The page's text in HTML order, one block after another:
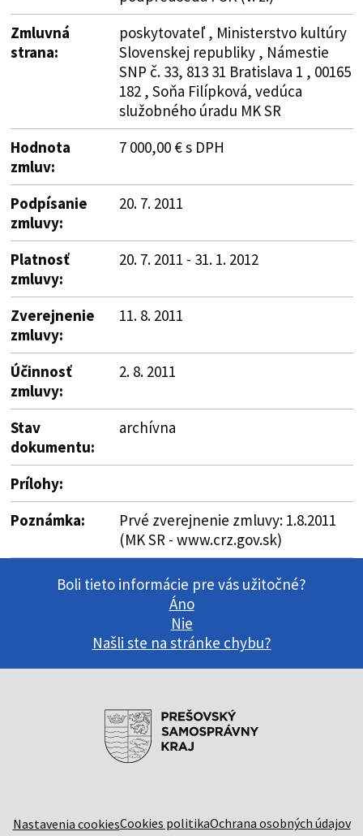
Zmluvná
strana:
poskytovateľ , Ministerstvo kultúry
Slovenskej republiky , Námestie
SNP č. 33, 813 31 Bratislava 1 , 00165
182 , Soňa Filípková, vedúca
služobného úradu MK SR
Hodnota
zmluv:
7 000,00 € s DPH
Podpísanie
zmluvy:
20. 7. 2011
Platnosť
zmluvy:
20. 7. 2011 - 31. 1. 2012
Zverejnenie
zmluvy:
11. 8. 2011
Účinnosť
zmluvy:
2. 8. 2011
Stav
dokumentu:
archívna
Prílohy:
Poznámka:
Prvé zverejnenie zmluvy: 1.8.2011
(MK SR - www.crz.gov.sk)
Boli tieto informácie pre vás užitočné?
Áno
Nie
Našli ste na stránke chybu?
Nastavenia cookiesCookies politikaOchrana osobných údajov